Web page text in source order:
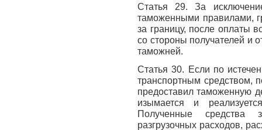
Статья 29. За
таможенными правилами,
за границу, после оплаты
со стороны получателей и
таможней.
Статья 30. Если по
транспортным средством,
предоставил таможенную
изымается и
Полученные средства
разгрузочных расходов,